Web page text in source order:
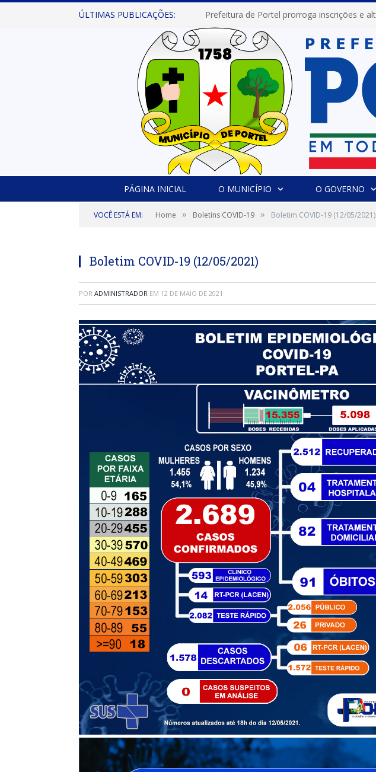
ÚLTIMAS PUBLICAÇÕES:
PÁGINA INICIAL O MUNICÍPIO O GOVERNO
VOCÊ ESTÁ EM: Home » Boletins COVID-19 » Boletim COVID-19 (12/05/2021)
Boletim COVID-19 (12/05/2021)
POR ADMINISTRADOR EM 12 DE MAIO DE 2021